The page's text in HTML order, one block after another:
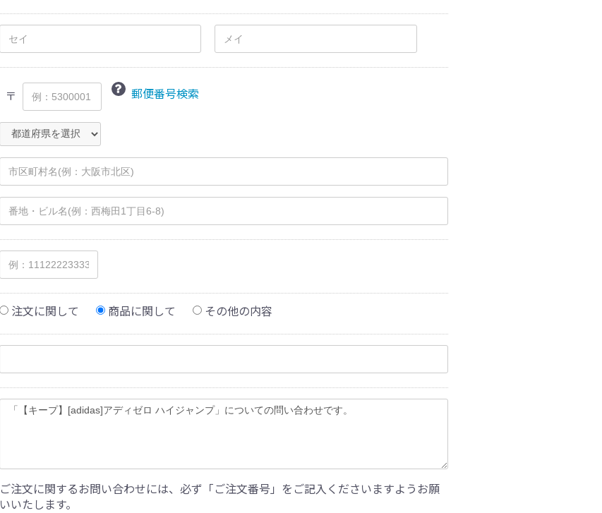
〒 郵便番号検索
注文に関して 商品に関して その他の内容
ご注文に関するお問い合わせには、必ず「ご注文番号」をご記入くださいますようお願
いいたします。